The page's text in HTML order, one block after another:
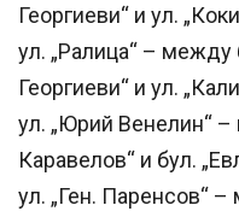
Георгиеви“ и ул.
ул. „Ралица“ – между
Георгиеви“ и ул.
ул. „Юрий Венелин“
Каравелов“ и бул.
ул. „Ген. Паренсов“